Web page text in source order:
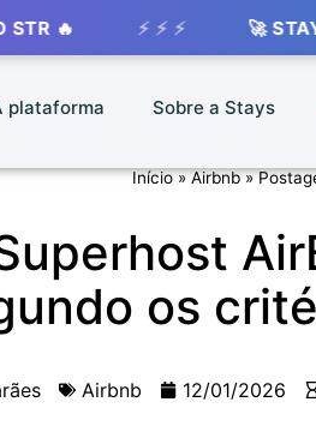
⚡ ⚡ ⚡ 🚀 STAYS SUMMIT
plataforma Sobre a Stays
Início»Airbnb»
os
Airbnb 12/01/2026